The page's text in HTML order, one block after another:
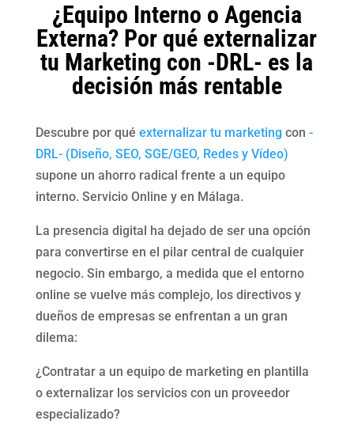
¿Equipo Interno o Agencia
Externa? Por qué externalizar
tu Marketing con -DRL- es la
decisión más rentable
Descubre por qué externalizar tu marketing con -
DRL- (Diseño, SEO, SGE/GEO, Redes y Vídeo)
supone un ahorro radical frente a un equipo
interno. Servicio Online y en Málaga.
La presencia digital ha dejado de ser una opción
para convertirse en el pilar central de cualquier
negocio. Sin embargo, a medida que el entorno
online se vuelve más complejo, los directivos y
dueños de empresas se enfrentan a un gran
dilema:
¿Contratar a un equipo de marketing en plantilla
o externalizar los servicios con un proveedor
especializado?